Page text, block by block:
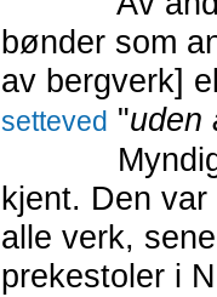
bønder som
av bergverk]
setteved "uden
kjent. Den
alle verk,
prekestoler i